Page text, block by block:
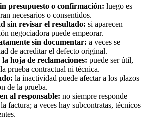
presupuesto o confirmación: luego es
necesarios o consentidos.
sin revisar el resultado: si aparecen
negociadora puede empeorar.
sin documentar: a veces se
de acreditar el defecto original.
hoja de reclamaciones: puede ser útil,
prueba contractual ni técnica.
la inactividad puede afectar a los plazos
de la prueba.
al responsable: no siempre responde
factura; a veces hay subcontratas, técnicos